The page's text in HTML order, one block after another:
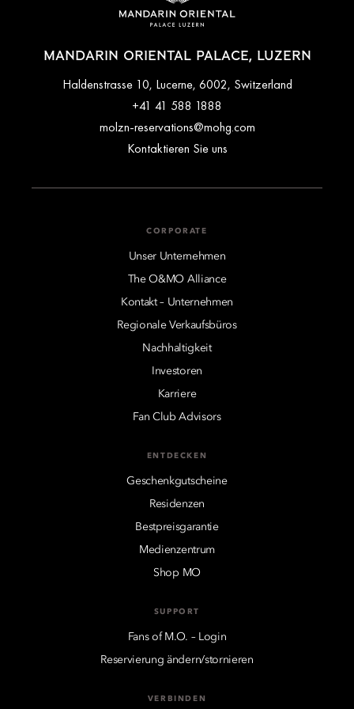
MANDARIN ORIENTAL PALACE, LUZERN
Haldenstrasse 10, Lucerne, 6002, Switzerland
+41 41 588 1888
molzn-reservations@mohg.com
Kontaktieren Sie uns
CORPORATE
Unser Unternehmen
The O&MO Alliance
Kontakt – Unternehmen
Regionale Verkaufsbüros
Nachhaltigkeit
Investoren
Karriere
Fan Club Advisors
ENTDECKEN
Geschenkgutscheine
Residenzen
Bestpreisgarantie
Medienzentrum
Shop MO
SUPPORT
Fans of M.O. – Login
Reservierung ändern/stornieren
VERBINDEN